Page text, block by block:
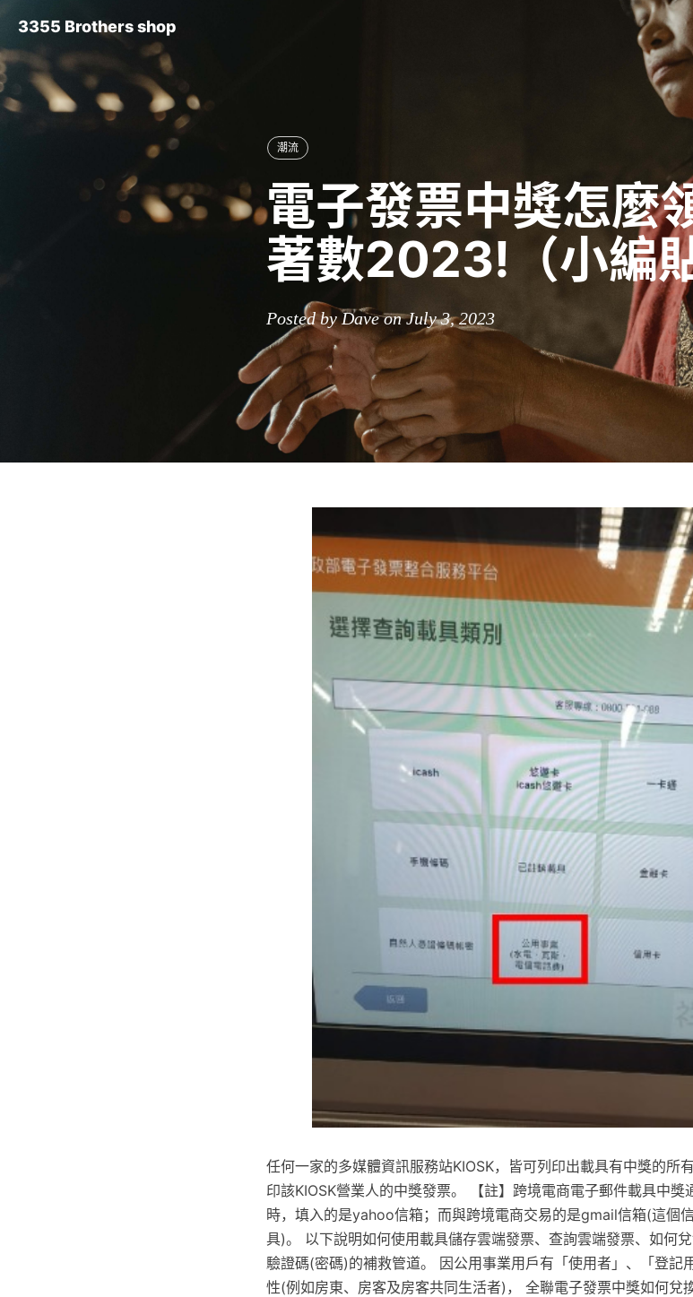
3355 Brothers shop
潮流
電子發票中獎怎麼
著數2023!（小編
Posted by Dave on July 3, 2023
任何一家的多媒體資訊服務站KIOSK，皆可列印出載具有中獎的所
印該KIOSK營業人的中獎發票。 【註】跨境電商電子郵件載具中
時，填入的是yahoo信箱；而與跨境電商交易的是gmail信箱(這個
具)。 以下說明如何使用載具儲存雲端發票、查詢雲端發票、如何
驗證碼(密碼)的補救管道。 因公用事業用戶有「使用者」、「登記
性(例如房東、房客及房客共同生活者)， 全聯電子發票中獎如何兌